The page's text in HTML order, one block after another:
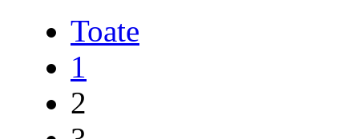
Toate
1
2